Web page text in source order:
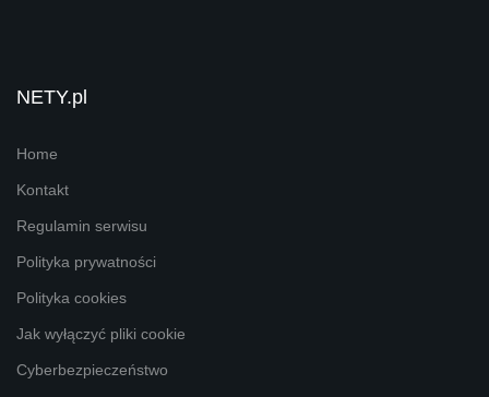
NETY.pl
Home
Kontakt
Regulamin serwisu
Polityka prywatności
Polityka cookies
Jak wyłączyć pliki cookie
Cyberbezpieczeństwo